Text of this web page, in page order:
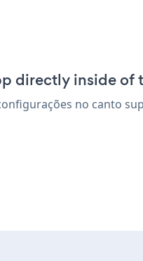
directly inside of
no canto